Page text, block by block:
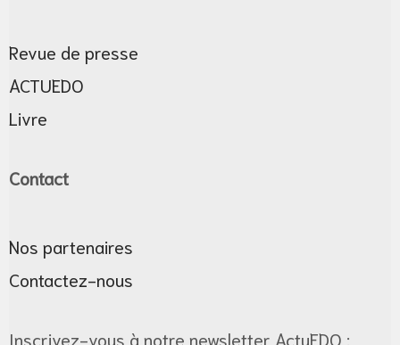
Revue de presse
ACTUEDO
Livre
Contact
Nos partenaires
Contactez-nous
Inscrivez-vous à notre newsletter ActuEDO :